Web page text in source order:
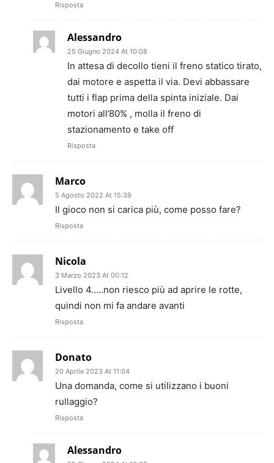
Risposta
Alessandro
25 Giugno 2024 At 10:08
In attesa di decollo tieni il freno statico tirato,
dai motore e aspetta il via. Devi abbassare
tutti i flap prima della spinta iniziale. Dai
motori all’80% , molla il freno di
stazionamento e take off
Risposta
Marco
5 Agosto 2022 At 15:39
Il gioco non si carica più, come posso fare?
Risposta
Nicola
3 Marzo 2023 At 00:12
Livello 4…..non riesco più ad aprire le rotte,
quindi non mi fa andare avanti
Risposta
Donato
20 Aprile 2023 At 11:04
Una domanda, come si utilizzano i buoni
rullaggio?
Risposta
Alessandro